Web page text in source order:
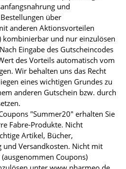
und
über
anderen Aktionsvorteilen
kombinierbar und nur einzulösen
Eingabe des Gutscheincodes
des Vorteils automatisch vom
Wir behalten uns das Recht
eines wichtigen Grundes zu
anderen Gutschein bzw. durch
"Summer20" erhalten Sie
Fabre-Produkte. Nicht
Artikel, Bücher,
und Versandkosten. Nicht mit
Coupons)